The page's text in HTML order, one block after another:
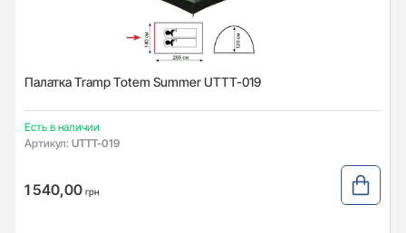
Палатка Tramp Totem Summer UTTT-019
Есть в наличии
Артикул: UTTT-019
1 540,00 грн